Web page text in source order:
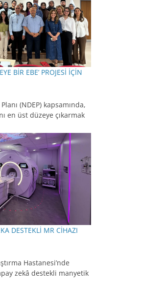
BİR EBE’ PROJESİ İÇİN
(NDEP) kapsamında,
en üst düzeye çıkarmak
DESTEKLİ MR CİHAZI
Hastanesi’nde
zekâ destekli manyetik